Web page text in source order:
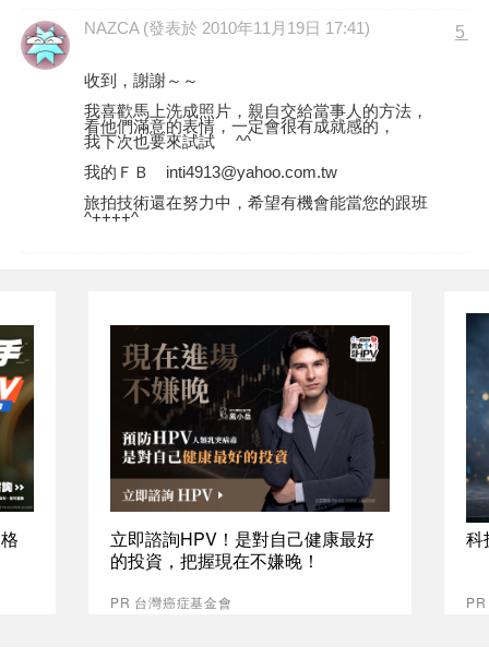
NAZCA (發表於 2010年11月19日 17:41) 5
收到，謝謝～～
我喜歡馬上洗成照片，親自交給當事人的方法，
看他們滿意的表情，一定會很有成就感的，
我下次也要來試試 ^^
我的ＦＢ inti4913@yahoo.com.tw
旅拍技術還在努力中，希望有機會能當您的跟班
^++++^
立即諮詢HPV！是對自己健康最好
的投資，把握現在不嫌晚！
PR 台灣癌症基金會
科